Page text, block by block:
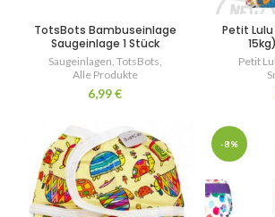
TotsBots Bambuseinlage
Saugeinlage 1 Stück
Saugeinlagen, TotsBots,
Alle Produkte
6,99€
Petit
Petit
-8%